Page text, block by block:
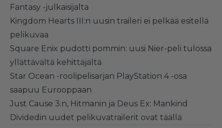
Fantasy -julkaisijalta
Kingdom Hearts III:n uusin traileri ei pelkää esitellä
pelikuvaa
Square Enix pudotti pommin: uusi Nier-peli tulossa
yllättävältä kehittäjältä
Star Ocean -roolipelisarjan PlayStation 4 -osa
saapuu Eurooppaan
Just Cause 3:n, Hitmanin ja Deus Ex: Mankind
Dividedin uudet pelikuvatrailerit ovat täällä